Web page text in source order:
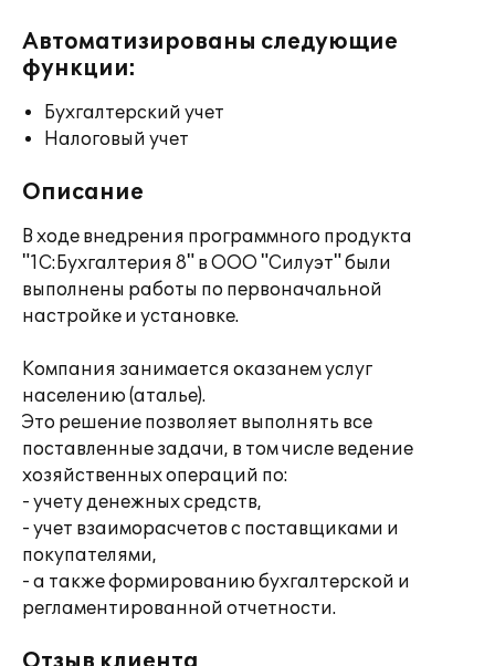
Автоматизированы следующие
функции:
Бухгалтерский учет
Налоговый учет
Описание
В ходе внедрения программного продукта
"1С:Бухгалтерия 8" в ООО "Силуэт" были
выполнены работы по первоначальной
настройке и установке.
Компания занимается оказанем услуг
населению (аталье).
Это решение позволяет выполнять все
поставленные задачи, в том числе ведение
хозяйственных операций по:
- учету денежных средств,
- учет взаиморасчетов с поставщиками и
покупателями,
- а также формированию бухгалтерской и
регламентированной отчетности.